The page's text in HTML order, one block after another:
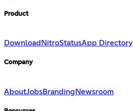
Product
Download NitroStatusApp Directory
Company
AboutJobsBranding Newsroom